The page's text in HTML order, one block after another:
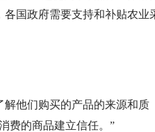
国政府需要支持和补贴农业
他们购买的产品的来源和质
费的商品建立信任。”